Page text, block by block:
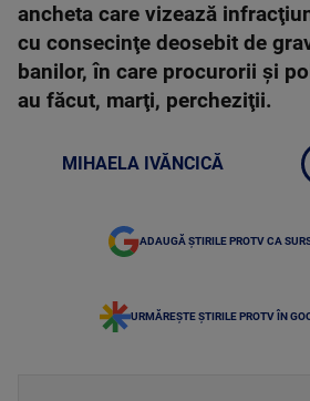
ancheta care vizează
cu consecinţe deosebit de
banilor, în care procurorii şi
au făcut, marţi, percheziţii.
MIHAELA IVĂNCICĂ
ADAUGĂ ȘTIRILE PROTV CA
URMĂREȘTE ȘTIRILE PROTV ÎN